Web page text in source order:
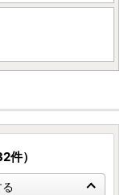
すようお願い申し
で利用できる「自
ーアル＆再開しま
請
件）